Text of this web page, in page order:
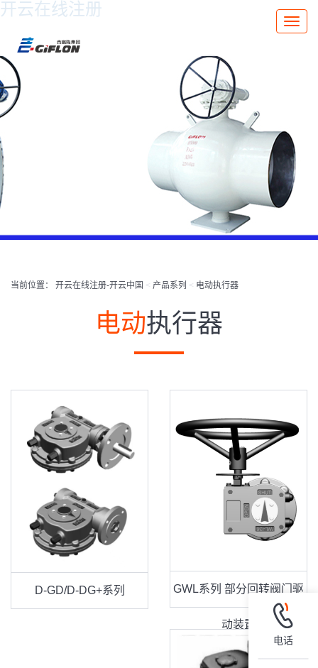
开云在线注册
Toggle
当前位置： 开云在线注册-开云中国 < 产品系列 < 电动执行器
电动执行器
D-GD/D-DG+系列 GWL系列 部分回转阀门驱
动装置
电话